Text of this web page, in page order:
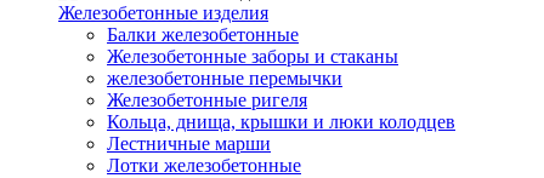
Железобетонные изделия
Балки железобетонные
Железобетонные заборы и стаканы
железобетонные перемычки
Железобетонные ригеля
Кольца, днища, крышки и люки колодцев
Лестничные марши
Лотки железобетонные